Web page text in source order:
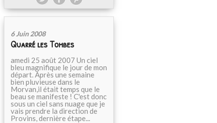
6 Juin 2008
Quarré les Tombes
amedi 25 août 2007 Un ciel
bleu magnifique le jour de mon
départ. Après une semaine
bien pluvieuse dans le
Morvan,il était temps que le
beau se manifeste ! C'est donc
sous un ciel sans nuage que je
vais prendre la direction de
Provins, dernière étape...